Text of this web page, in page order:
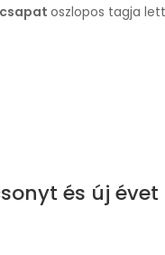
oszlopos tagja
és új évet